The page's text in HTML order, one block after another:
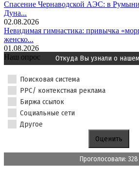
Спасение Чернаводской АЭС: в
Дуна...
02.08.2026
Невидимая гимнастика: привычка
женско...
01.08.2026
Наш опрос
Откуда Вы узнали о
Поисковая система
PPC/ контекстная реклама
Биржа ссылок
Социальные сети
Другое
Проголосовали: 328